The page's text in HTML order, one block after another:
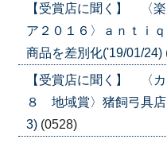
【受賞店に聞く】 〈
ア２０１６〉ａｎｔｉ
商品を差別化('19/01/24)
【受賞店に聞く】 〈
８ 地域賞〉猪飼弓具
3) (0528)